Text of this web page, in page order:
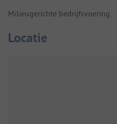
Milieugerichte bedrijfsvoering
Locatie